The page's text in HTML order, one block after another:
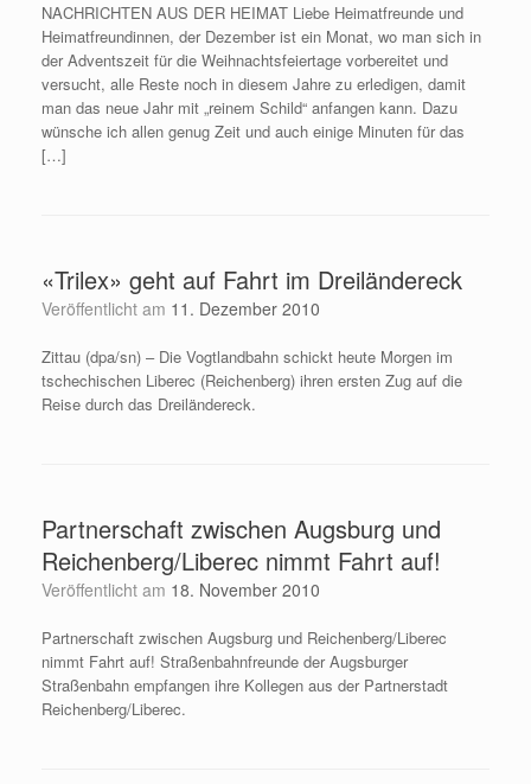
NACHRICHTEN AUS DER HEIMAT Liebe Heimatfreunde und
Heimatfreundinnen, der Dezember ist ein Monat, wo man sich in
der Adventszeit für die Weihnachtsfeiertage vorbereitet und
versucht, alle Reste noch in diesem Jahre zu erledigen, damit
man das neue Jahr mit „reinem Schild“ anfangen kann. Dazu
wünsche ich allen genug Zeit und auch einige Minuten für das
[…]
«Trilex» geht auf Fahrt im Dreiländereck
Veröffentlicht am 11. Dezember 2010
Zittau (dpa/sn) – Die Vogtlandbahn schickt heute Morgen im
tschechischen Liberec (Reichenberg) ihren ersten Zug auf die
Reise durch das Dreiländereck.
Partnerschaft zwischen Augsburg und
Reichenberg/Liberec nimmt Fahrt auf!
Veröffentlicht am 18. November 2010
Partnerschaft zwischen Augsburg und Reichenberg/Liberec
nimmt Fahrt auf! Straßenbahnfreunde der Augsburger
Straßenbahn empfangen ihre Kollegen aus der Partnerstadt
Reichenberg/Liberec.